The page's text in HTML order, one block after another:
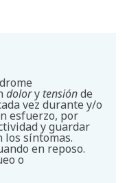
dolory tensiónde
vez durante y/o
esfuerzo, por
y guardar
los síntomas.
en reposo.
o